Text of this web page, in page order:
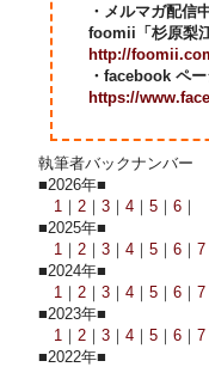
・メルマガ配信
foomii「杉原梨
http://
・facebook ペ
https://
執筆者バックナンバー
■2026年■
1 ｜ 2 ｜ 3 ｜ 4 ｜ 5 ｜ 6 ｜
■2025年■
1 ｜ 2 ｜ 3 ｜ 4 ｜ 5 ｜ 6 ｜ 7
■2024年■
1 ｜ 2 ｜ 3 ｜ 4 ｜ 5 ｜ 6 ｜ 7
■2023年■
1 ｜ 2 ｜ 3 ｜ 4 ｜ 5 ｜ 6 ｜ 7
■2022年■